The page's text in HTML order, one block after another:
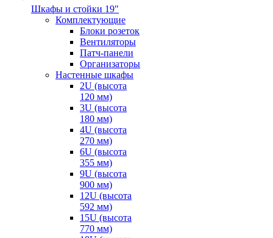
Шкафы и стойки 19"
Комплектующие
Блоки розеток
Вентиляторы
Патч-панели
Организаторы
Настенные шкафы
2U (высота
120 мм)
3U (высота
180 мм)
4U (высота
270 мм)
6U (высота
355 мм)
9U (высота
900 мм)
12U (высота
592 мм)
15U (высота
770 мм)